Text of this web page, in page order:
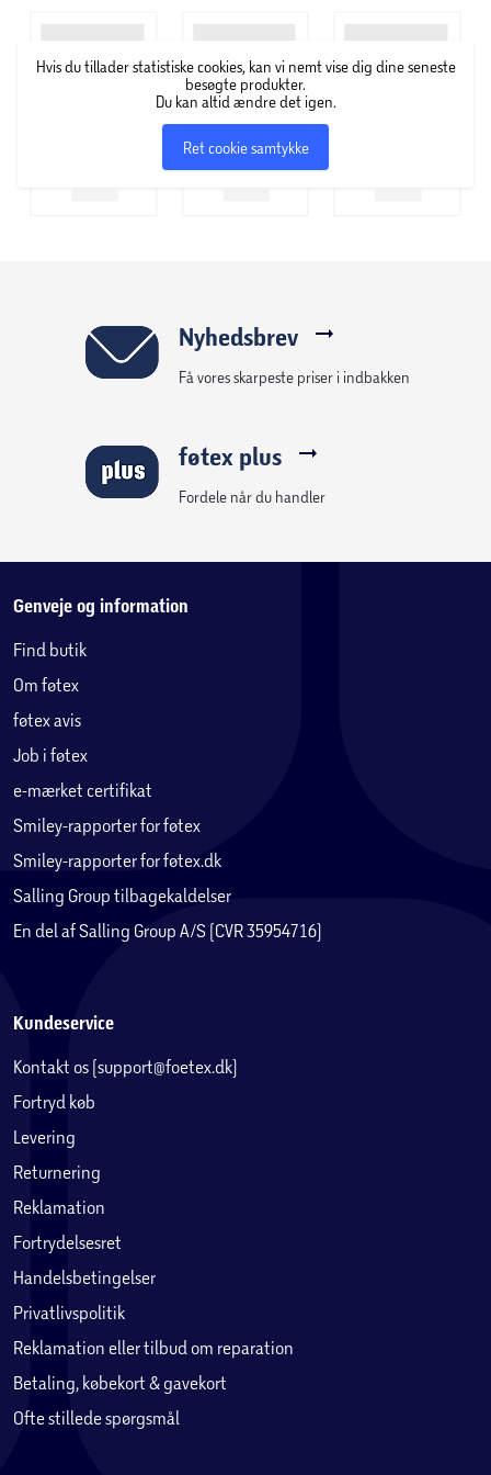
Hvis du tillader statistiske cookies, kan vi nemt vise dig dine seneste
besøgte produkter.
Du kan altid ændre det igen.
Ret cookie samtykke
Nyhedsbrev
Få vores skarpeste priser i indbakken
føtex plus
Fordele når du handler
Genveje og information
Find butik
Om føtex
føtex avis
Job i føtex
e-mærket certifikat
Smiley-rapporter for føtex
Smiley-rapporter for føtex.dk
Salling Group tilbagekaldelser
En del af Salling Group A/S (CVR 35954716)
Kundeservice
Kontakt os (support@foetex.dk)
Fortryd køb
Levering
Returnering
Reklamation
Fortrydelsesret
Handelsbetingelser
Privatlivspolitik
Reklamation eller tilbud om reparation
Betaling, købekort & gavekort
Ofte stillede spørgsmål